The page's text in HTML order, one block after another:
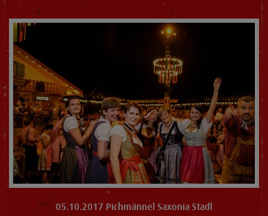
05.10.2017 Pichmännel Saxonia Stadl